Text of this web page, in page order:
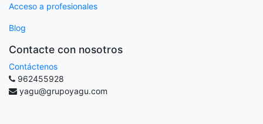
Acceso a profesionales
Blog
Contacte con nosotros
Contáctenos
962455928
yagu@grupoyagu.com